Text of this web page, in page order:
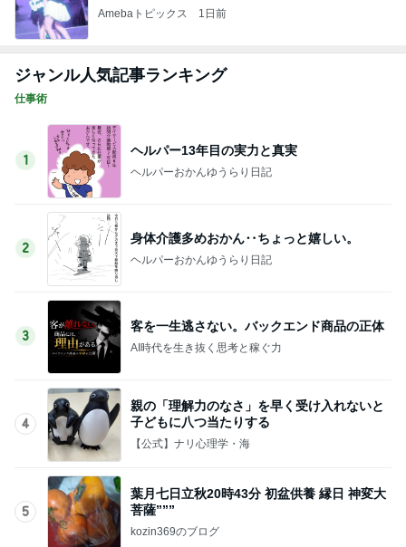
Amebaトピックス 1日前
ジャンル人気記事ランキング
仕事術
1
ヘルパー13年目の実力と真実
ヘルパーおかんゆうらり日記
2
身体介護多めおかん‥ちょっと嬉しい。
ヘルパーおかんゆうらり日記
3
客を一生逃さない。バックエンド商品の正体
AI時代を生き抜く思考と稼ぐ力
4
親の「理解力のなさ」を早く受け入れないと
子どもに八つ当たりする
【公式】ナリ心理学・海
5
葉月七日立秋20時43分 初盆供養 縁日 神変大
菩薩”””
kozin369のブログ